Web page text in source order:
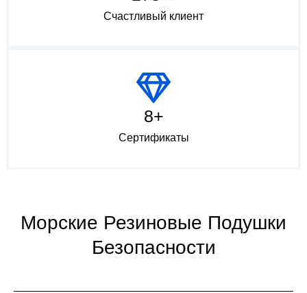
Счастливый клиент
8+
Сертификаты
Морские Резиновые Подушки
Безопасности